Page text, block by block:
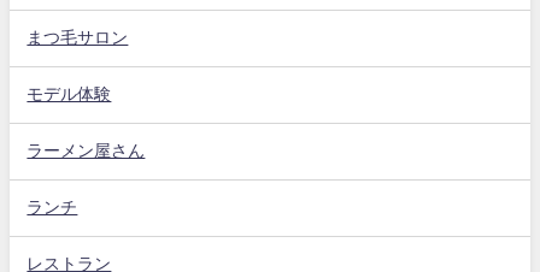
まつ毛サロン
モデル体験
ラーメン屋さん
ランチ
レストラン